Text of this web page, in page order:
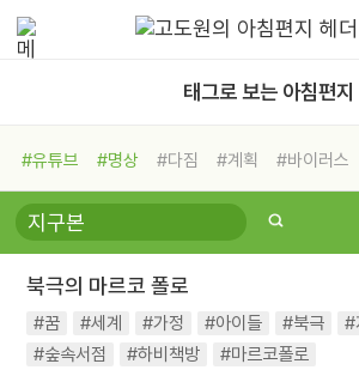
태그로 보는 아침편지
#유튜브 #명상 #다짐 #계획 #바이러스
#비전캠프
#독서캠프 #삶
#희망
#나눔 #친구 #링컨학교
#독서
#건강 #면역력
북극의 마르코 폴로
#꿈 #세계 #가정 #아이들 #북극 #
#숲속서점
#하비책방 #마르코폴로